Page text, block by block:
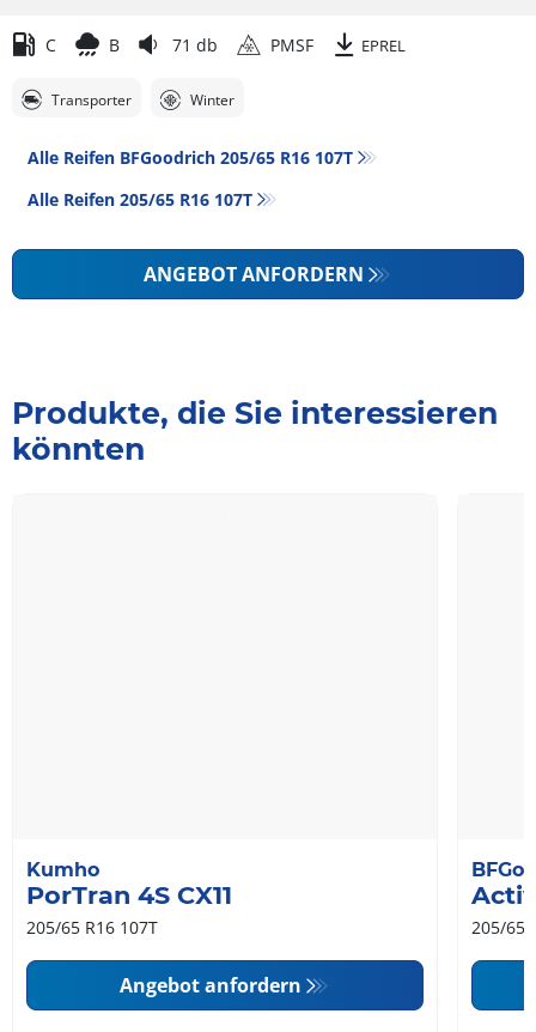
C B 71 db PMSF EPREL
Transporter Winter
Alle Reifen BFGoodrich 205/65 R16 107T
Alle Reifen‎ 205/65 R16 107T
ANGEBOT ANFORDERN
Produkte, die Sie interessieren
könnten
Kumho
PorTran 4S CX11
205/65 R16 107T
Angebot anfordern
205/65